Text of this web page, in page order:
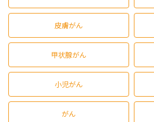
皮膚がん
甲状腺がん
小児がん
がん